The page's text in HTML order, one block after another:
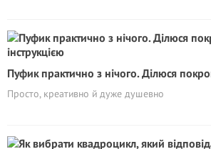
Пуфик практично з нічого. Ділюся
Просто, креативно й дуже душевно